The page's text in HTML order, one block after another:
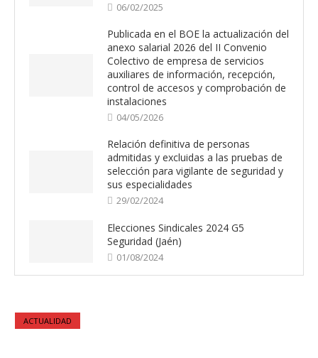
06/02/2025
Publicada en el BOE la actualización del
anexo salarial 2026 del II Convenio
Colectivo de empresa de servicios
auxiliares de información, recepción,
control de accesos y comprobación de
instalaciones
04/05/2026
Relación definitiva de personas
admitidas y excluidas a las pruebas de
selección para vigilante de seguridad y
sus especialidades
29/02/2024
Elecciones Sindicales 2024 G5
Seguridad (Jaén)
01/08/2024
ACTUALIDAD